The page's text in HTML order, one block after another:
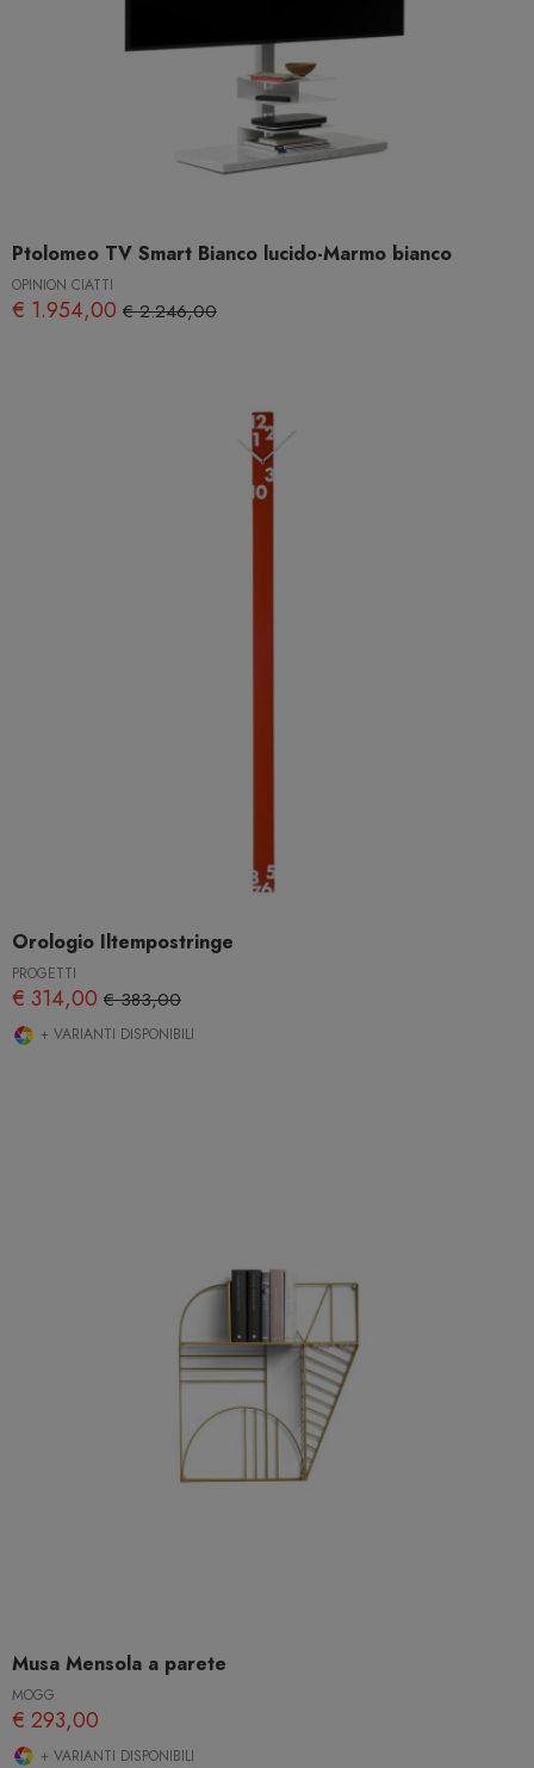
Ptolomeo TV Smart Bianco lucido-Marmo bianco
OPINION CIATTI
€ 1.954,00 € 2.246,00
Orologio Iltempostringe
PROGETTI
€ 314,00 € 383,00
+ VARIANTI DISPONIBILI
Musa Mensola a parete
MOGG
€ 293,00
+ VARIANTI DISPONIBILI